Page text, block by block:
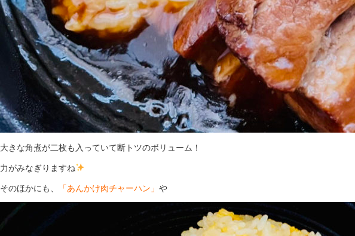
大きな角煮が二枚も入っていて断トツのボリューム！
力がみなぎりますね
そのほかにも、
「あんかけ肉チャーハン」 や